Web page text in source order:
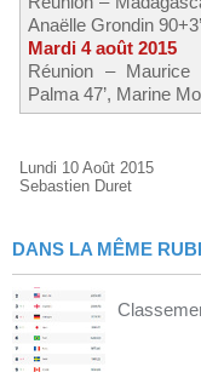
Anaëlle Grondin
Mardi 4 août 2015
Réunion – Maurice
Palma 47’, Marine
Lundi 10 Août 2015
Sebastien Duret
DANS LA MÊME